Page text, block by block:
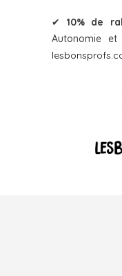
✔ 10% de
Autonomie